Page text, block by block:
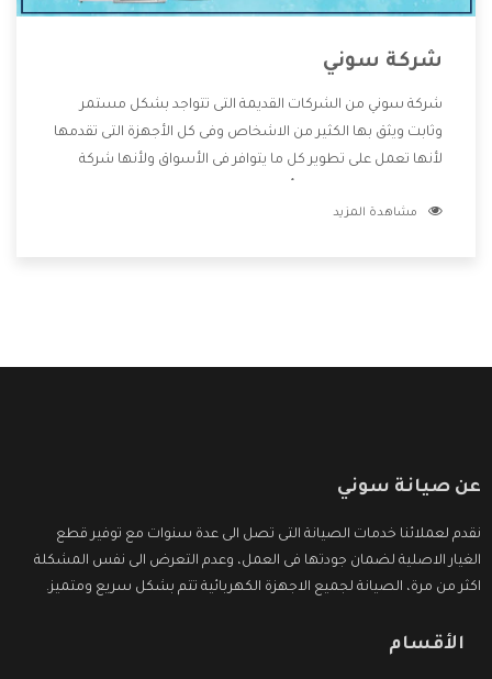
شركة سوني
شركة سوني من الشركات القديمة التى تتواجد بشكل مستمر
وثابت ويثق بها الكثير من الاشخاص وفى كل الأجهزة التى تقدمها
لأنها تعمل على تطوير كل ما يتوافر فى الأسواق ولأنها شركة
وتقدم للعملاء أقوى العروض والخصومات التى تسهل على
مشاهدة المزيد
عن صيانة سوني
نقدم لعملائنا خدمات الصيانة التى تصل الى عدة سنوات مع توفير قطع
الغيار الاصلية لضمان جودتها فى العمل، وعدم التعرض الى نفس المشكلة
اكثر من مرة، الصيانة لجميع الاجهزة الكهربائية تتم بشكل سريع ومتميز.
الأقسام